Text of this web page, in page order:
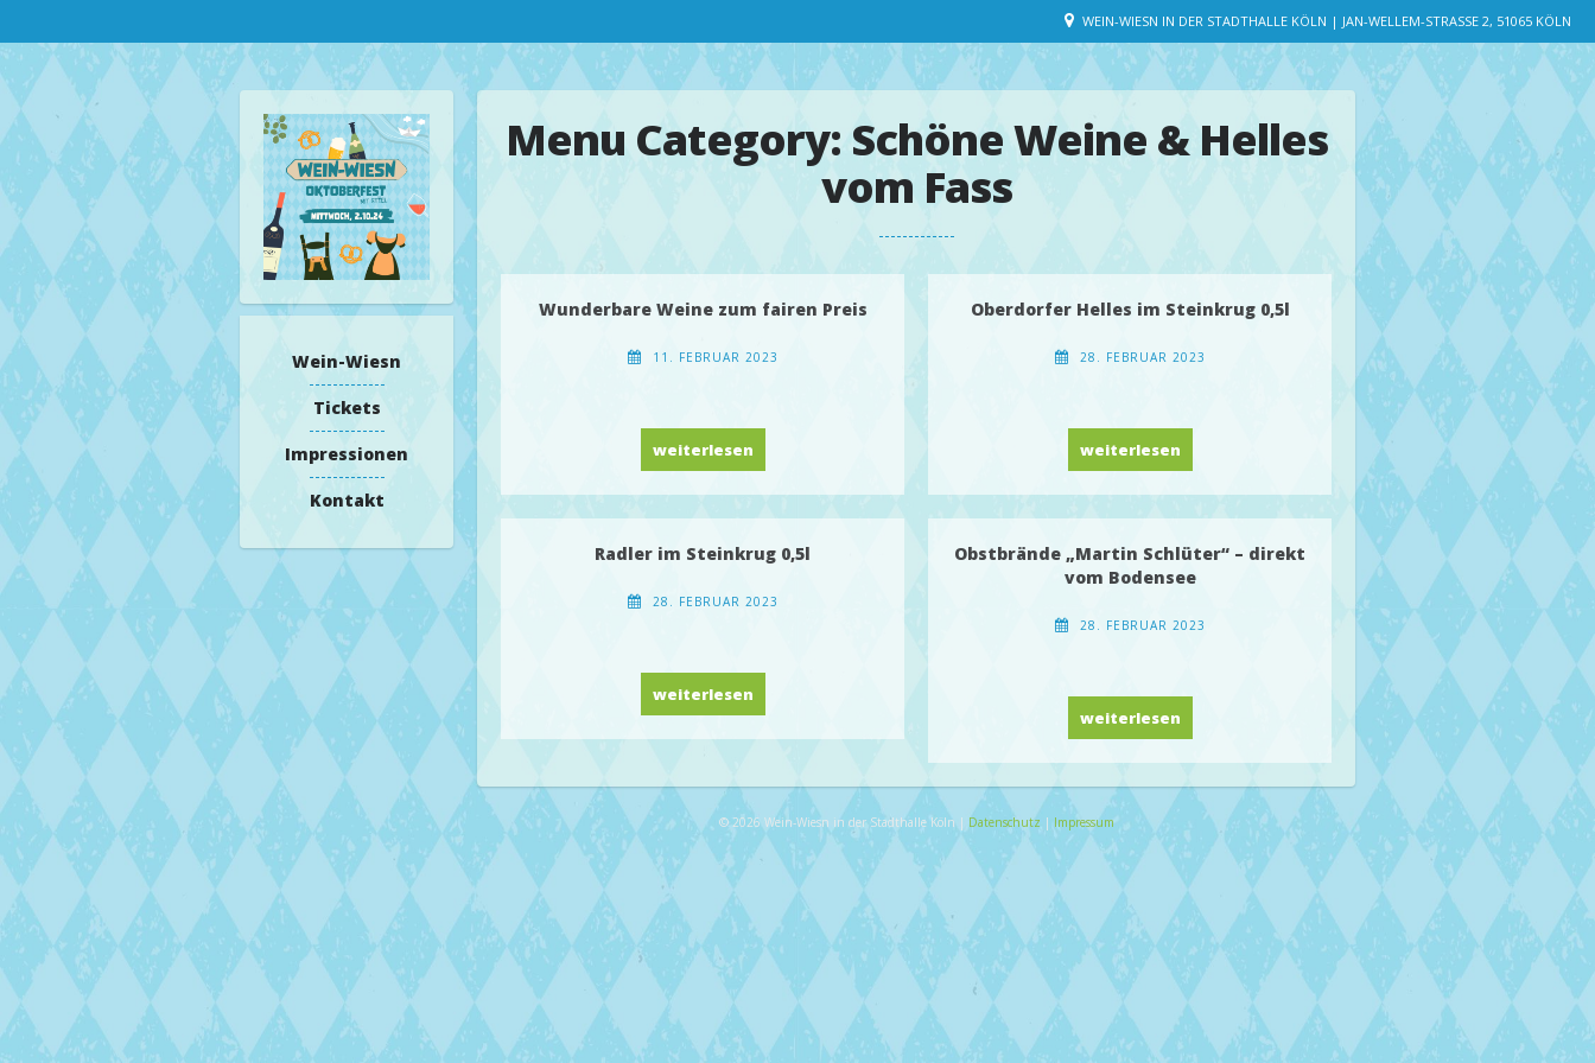
WEIN-WIESN IN DER STADTHALLE KÖLN | JAN-WELLEM-STRASSE 2, 51065 KÖLN
Wein-Wiesn
Tickets
Impressionen
Kontakt
Menu Category: Schöne Weine & Helles
vom Fass
Wunderbare Weine zum fairen Preis
11. FEBRUAR 2023
weiterlesenWunderbare Weine zum fairen Preis
Oberdorfer Helles im Steinkrug 0,5l
28. FEBRUAR 2023
weiterlesenOberdorfer Helles im Steinkrug 0,5l
Radler im Steinkrug 0,5l
28. FEBRUAR 2023
weiterlesenRadler im Steinkrug 0,5l
Obstbrände „Martin Schlüter“ – direkt
vom Bodensee
28. FEBRUAR 2023
weiterlesenObstbrände „Martin Schlüter“ – direkt vom
© 2026 Wein-Wiesn in der Stadthalle Köln | Datenschutz | Impressum